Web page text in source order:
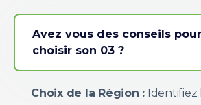
Avez vous des conseils pour
choisir son 03 ?
Choix de la Région : Identifiez